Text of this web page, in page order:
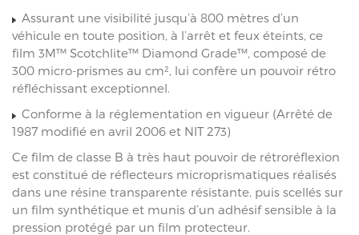
Assurant une visibilité jusqu’à 800 mètres d’un
véhicule en toute position, à l’arrêt et feux éteints, ce
film 3M™ Scotchlite™ Diamond Grade™, composé de
300 micro-prismes au cm², lui confère un pouvoir rétro
réfléchissant exceptionnel.
Conforme à la réglementation en vigueur (Arrêté de
1987 modifié en avril 2006 et NIT 273)
Ce film de classe B à très haut pouvoir de rétroréflexion
est constitué de réflecteurs microprismatiques réalisés
dans une résine transparente résistante, puis scellés sur
un film synthétique et munis d’un adhésif sensible à la
pression protégé par un film protecteur.